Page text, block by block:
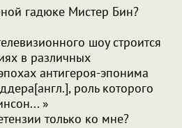
гадюке Мистер Бин?
шоу строится
в различных
антигероя-эпонима
роль которого
»
только ко мне?